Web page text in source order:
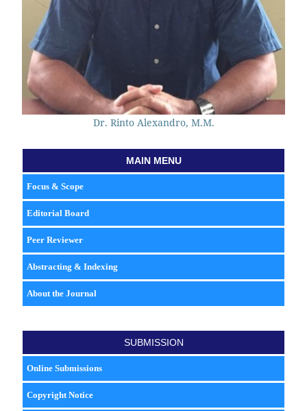
Dr. Rinto Alexandro, M.M.
MAIN MENU
Focus & Scope
Editorial Board
Peer Reviewer
Abstracting & Indexing
About the Journal
SUBMISSION
Online Submissions
Copyright Notice